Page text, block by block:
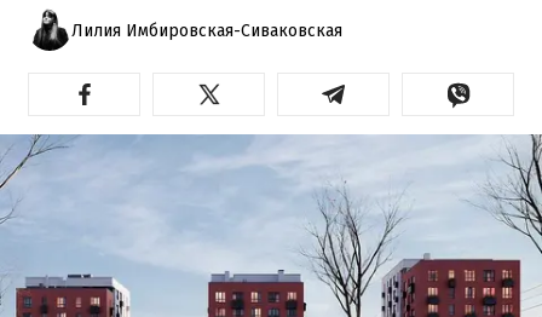
Лилия Имбировская-Сиваковская